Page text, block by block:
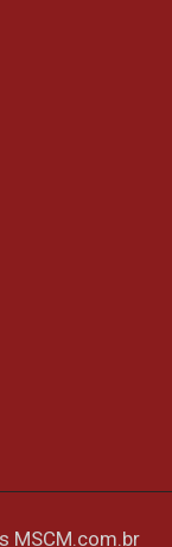
MSCM.com.br